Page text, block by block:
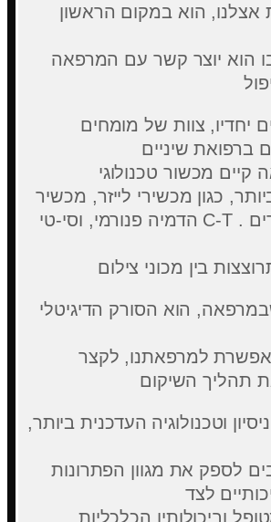
אצלנו, הוא במקום הראשון
הוא יוצר קשר עם המרפאה
יחדיו, צוות של מומחים
קיים מכשור טכנולוגי
כגון מכשירי לייזר, מכשיר
הדמיה פנורמי, וסי-טי C-T . כל אלו מאפשרים
הוא הסורק הדיגיטלי
מאפשרת למרפאתנו, לקצר
וטכנולוגיה העדכנית ביותר,
לספק את מגוון הפתרונות
לצד